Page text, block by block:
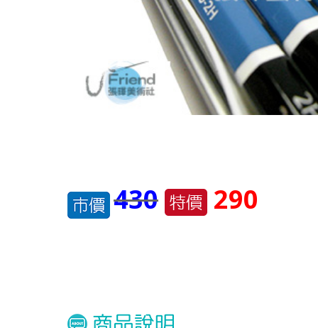
430 290